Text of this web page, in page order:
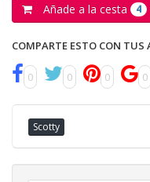
Añade a la cesta 4
COMPARTE ESTO CON TUS
0 0 0 0
Scotty